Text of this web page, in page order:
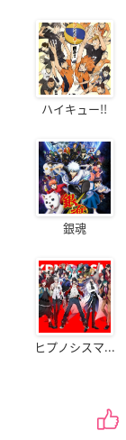
ハイキュー!!
銀魂
ヒプノシスマ...